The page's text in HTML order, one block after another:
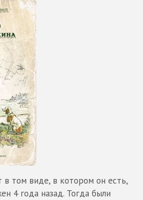
в том виде, в котором он есть,
4 года назад. Тогда были